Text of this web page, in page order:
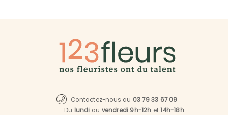
Contactez-nous au 03 79 33 67 09
Du lundi au vendredi 9h-12h et14h-18h